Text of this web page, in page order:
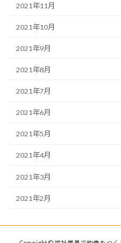
2021年11月
2021年10月
2021年9月
2021年8月
2021年7月
2021年6月
2021年5月
2021年4月
2021年3月
2021年2月